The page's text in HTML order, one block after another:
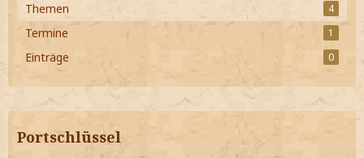
Themen 4
Termine 1
Einträge 0
Portschlüssel